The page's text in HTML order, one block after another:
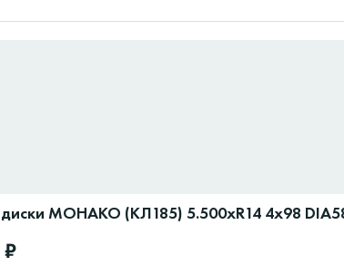
МОНАКО (КЛ185) 5.500xR14 4x98
₽